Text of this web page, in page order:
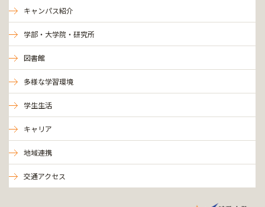
キャンパス紹介
学部・大学院・研究所
図書館
多様な学習環境
学生生活
キャリア
地域連携
交通アクセス